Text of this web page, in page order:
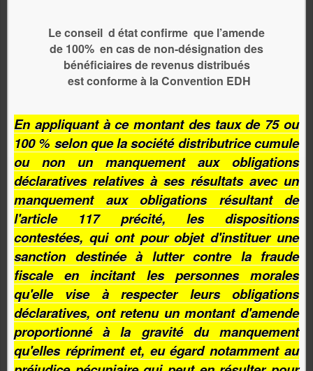
Le conseil d état confirme que l’amende
de 100% en cas de non-désignation des
bénéficiaires de revenus distribués
est conforme à la Convention EDH
En appliquant à ce montant des taux de 75 ou
100 % selon que la société distributrice cumule
ou non un manquement aux obligations
déclaratives relatives à ses résultats avec un
manquement aux obligations résultant de
l'article 117 précité, les dispositions
contestées, qui ont pour objet d'instituer une
sanction destinée à lutter contre la fraude
fiscale en incitant les personnes morales
qu'elle vise à respecter leurs obligations
déclaratives, ont retenu un montant d'amende
proportionné à la gravité du manquement
qu'elles répriment et, eu égard notamment au